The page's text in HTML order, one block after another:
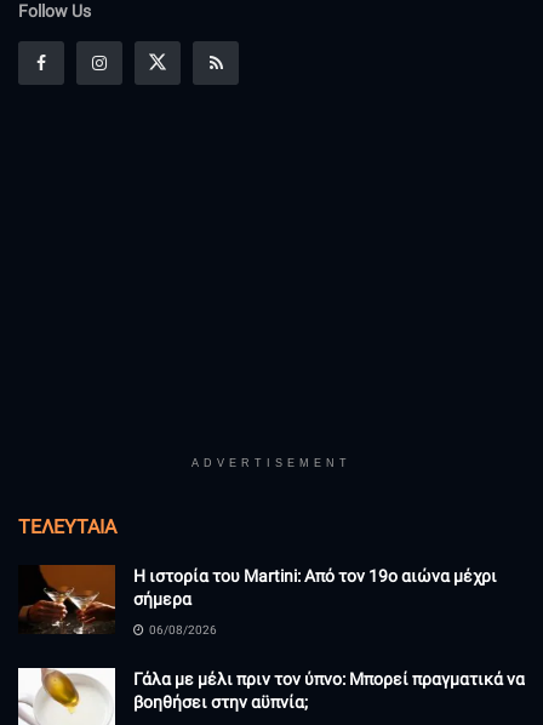
Follow Us
ADVERTISEMENT
ΤΕΛΕΥΤΑΊΑ
Η ιστορία του Martini: Από τον 19ο αιώνα μέχρι
σήμερα
06/08/2026
Γάλα με μέλι πριν τον ύπνο: Μπορεί πραγματικά να
βοηθήσει στην αϋπνία;